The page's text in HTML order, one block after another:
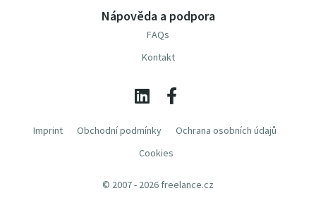
Nápověda a podpora
FAQs
Kontakt
Imprint Obchodní podmínky
Ochrana osobních údajů
Cookies
© 2007 - 2026 freelance.cz